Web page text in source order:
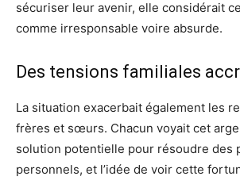
sécuriser leur avenir, elle considérait
comme irresponsable voire absurde.
Des tensions familiales
La situation exacerbait également les
frères et sœurs. Chacun voyait cet
solution potentielle pour résoudre des
personnels, et l’idée de voir cette